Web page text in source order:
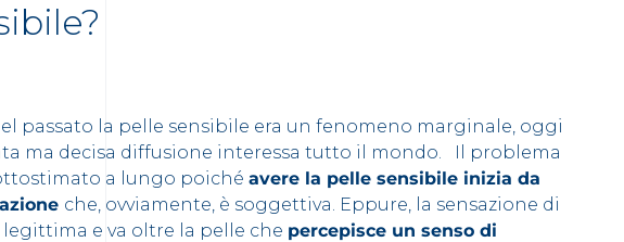
passato la pelle sensibile era un fenomeno marginale, oggi
ma decisa diffusione interessa tutto il mondo. Il problema
a lungo poiché avere la pelle sensibile inizia da
che, ovviamente, è soggettiva. Eppure, la sensazione di
legittima e va oltre la pelle che percepisce un senso di